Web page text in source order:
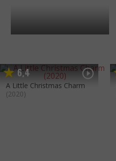
6,4
A Little Christmas Charm
(2020)